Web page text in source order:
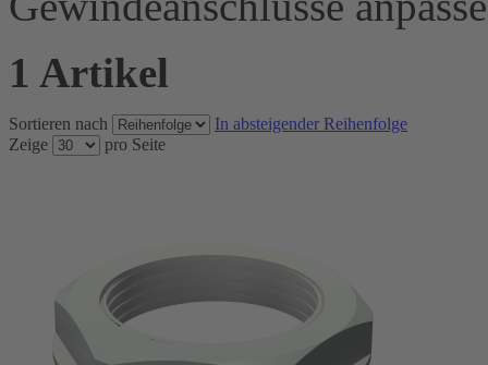
1 Artikel
Sortieren nach
In absteigender Reihenfolge
Zeige
pro Seite